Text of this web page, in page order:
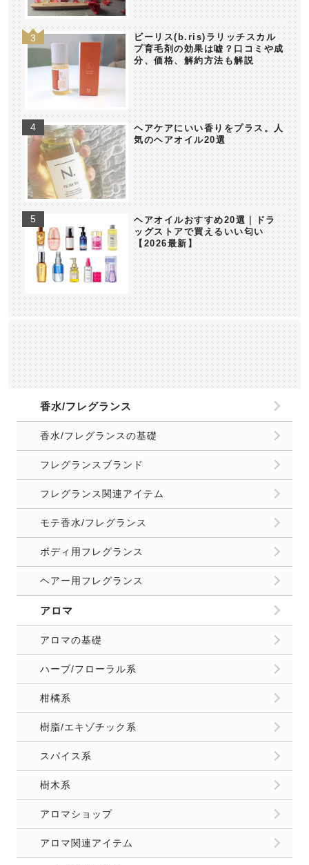
ビーリス(b.ris)ラリッチスカル
プ育毛剤の効果は嘘？口コミや成
分、価格、解約方法も解説
ヘアケアにいい香りをプラス。人
気のヘアオイル20選
ヘアオイルおすすめ20選｜ドラ
ッグストアで買えるいい匂い
【2026最新】
香水/フレグランス
香水/フレグランスの基礎
フレグランスブランド
フレグランス関連アイテム
モテ香水/フレグランス
ボディ用フレグランス
ヘアー用フレグランス
アロマ
アロマの基礎
ハーブ/フローラル系
柑橘系
樹脂/エキゾチック系
スパイス系
樹木系
アロマショップ
アロマ関連アイテム